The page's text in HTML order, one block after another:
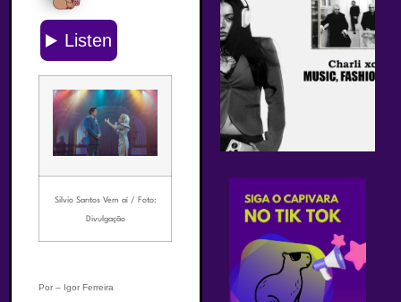
Silvio Santos Vem aí / Foto:
Divulgação
Por – Igor Ferreira